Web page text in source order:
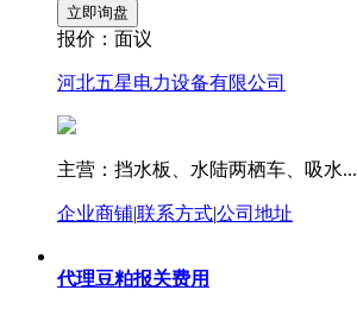
报价： 面议
河北五星电力设备有限公司
主营：挡水板、水陆两栖车、吸水...
企业商铺|联系方式|公司地址
代理豆粕报关费用